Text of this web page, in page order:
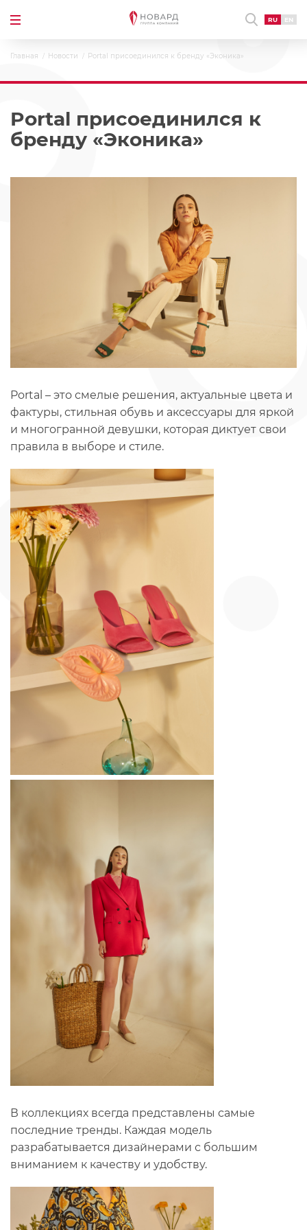
RU EN
Главная Новости Portal присоединился к бренду «Эконика»
Portal присоединился к
бренду «Эконика»
Portal – это смелые решения, актуальные цвета и
фактуры, стильная обувь и аксессуары для яркой
и многогранной девушки, которая диктует свои
правила в выборе и стиле.
В коллекциях всегда представлены самые
последние тренды. Каждая модель
разрабатывается дизайнерами с большим
вниманием к качеству и удобству.